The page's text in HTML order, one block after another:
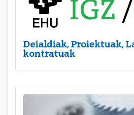
Deialdiak, Proiektuak,
kontratuak